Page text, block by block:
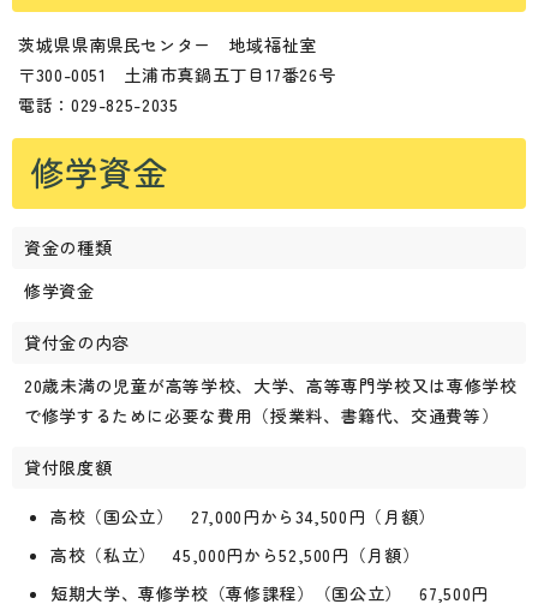
茨城県県南県民センター 地域福祉室
〒300-0051 土浦市真鍋五丁目17番26号
電話：029-825-2035
修学資金
資金の種類
修学資金
貸付金の内容
20歳未満の児童が高等学校、大学、高等専門学校又は専修学校
で修学するために必要な費用（授業料、書籍代、交通費等）
貸付限度額
高校（国公立） 27,000円から34,500円（月額）
高校（私立） 45,000円から52,500円（月額）
短期大学、専修学校（専修課程）（国公立） 67,500円